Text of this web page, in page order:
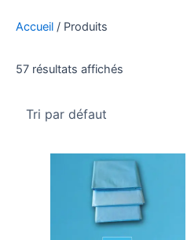
Accueil / Produits
57 résultats affichés
VOTRE KIT
PERSONNALISÉ